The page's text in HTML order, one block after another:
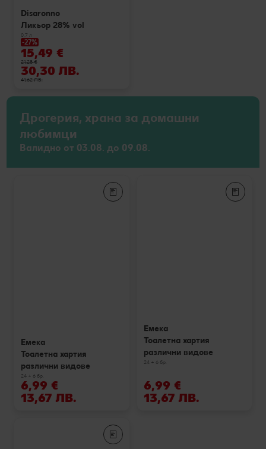
Disaronno
Ликьор 28% vol
0,7 л
-27%
15,49 €
21,28 €
30,30 ЛВ.
41,62 ЛВ.
Дрогерия, храна за домашни
любимци
Валидно от 03.08. до 09.08.
Емека
Тоалетна хартия
различни видове
24 + 6 бр.
6,99 €
13,67 ЛВ.
Емека
Тоалетна хартия
различни видове
24 + 6 бр.
6,99 €
13,67 ЛВ.